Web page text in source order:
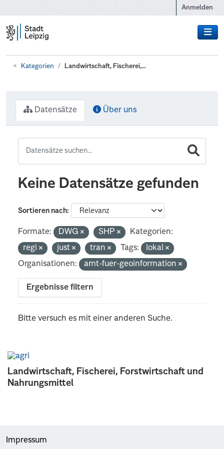
Anmelden
Kategorien Landwirtschaft, Fischerei,...
Landwirtschaft, Fischerei, Forstwirtschaft und
Nahrungsmittel
Datensätze Über uns
Keine Datensätze gefunden
Sortieren nach
Formate: DWG SHP
Kategorien:
regi
just tran Tags:
lokal
Organisationen:
amt-fuer-geoinformation
Ergebnisse filtern
Bitte versuch es mit einer anderen Suche.
Impressum